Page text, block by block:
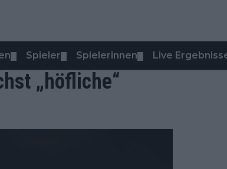
Spieler Spielerinnen Live
„höfliche“